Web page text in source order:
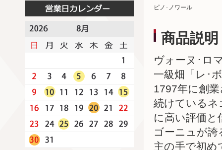
ピノ･ノワール
商品説明
ヴォーヌ･ロ
一級畑「レ･
1797年に創
続けているネ
に高い評価
ゴーニュが
主の手で初